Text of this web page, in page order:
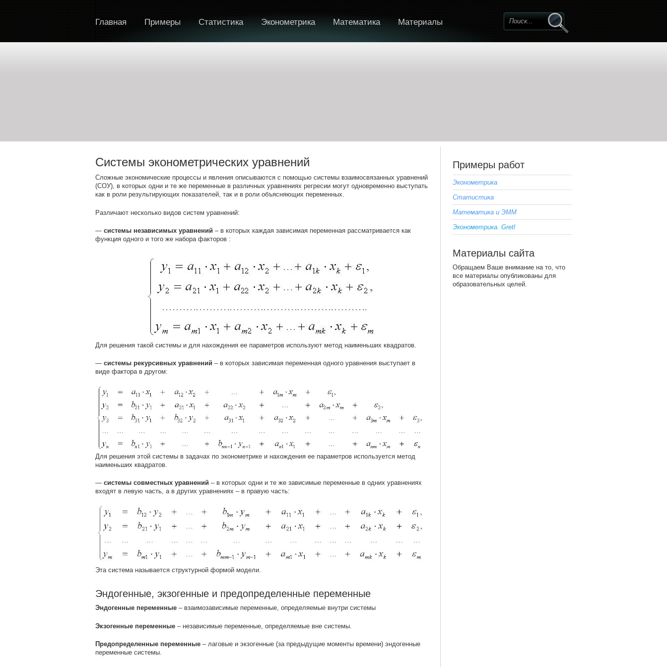
Главная Примеры Статистика Эконометрика Математика Материалы
Системы эконометрических уравнений
Сложные экономические процессы и явления описываются с помощью системы взаимосвязанных уравнений
(СОУ), в которых одни и те же переменные в различных уравнениях регресии могут одновременно выступать
как в роли результирующих показателей, так и в роли объясняющих переменных.
Различают несколько видов систем уравнений:
— системы независимых уравнений – в которых каждая зависимая переменная рассматривается как
функция одного и того же набора факторов :
Для решения такой системы и для нахождения ее параметров используют метод наименьших квадратов.
— системы рекурсивных уравнений – в которых зависимая переменная одного уравнения выступает в
виде фактора в другом:
Для решения этой системы в задачах по эконометрике и нахождения ее параметров используется метод
наименьших квадратов.
— системы совместных уравнений – в которых одни и те же зависимые переменные в одних уравнениях
входят в левую часть, а в других уравнениях – в правую часть:
Эта система называется структурной формой модели.
Эндогенные, экзогенные и предопределенные переменные
Эндогенные переменные – взаимозависимые переменные, определяемые внутри системы
Экзогенные переменные – независимые переменные, определяемые вне системы.
Предопределенные переменные – лаговые и экзогенные (за предыдущие моменты времени) эндогенные
переменные системы.
Примеры работ
Эконометрика
Статистика
Математика и ЭММ
Эконометрика. Gretl
Материалы сайта
Обращаем Ваше внимание на то, что
все материалы опубликованы для
образовательных целей.